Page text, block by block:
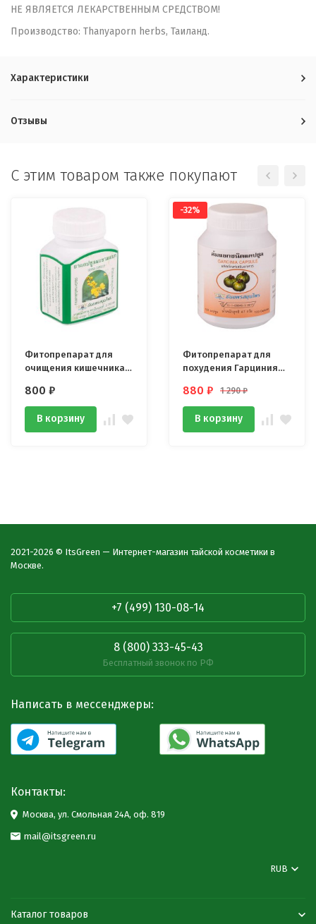
НЕ ЯВЛЯЕТСЯ ЛЕКАРСТВЕННЫМ СРЕДСТВОМ!
Производство: Thanyaporn herbs, Таиланд.
Характеристики
Отзывы
C этим товаром также покупают
Фитопрепарат для
очищения кишечника Я
800 ₽
В корзину
-32%
Фитопрепарат для
похудения Гарциния
капсул
880 ₽ 1 290₽
В корзину
2021-2026 © ItsGreen — Интернет-магазин тайской косметики в
Москве.
+7 (499) 130-08-14
8 (800) 333-45-43
Бесплатный звонок по РФ
Написать в мессенджеры:
Контакты:
Москва, ул. Смольная 24А, оф. 819
mail@itsgreen.ru
RUB
Каталог товаров